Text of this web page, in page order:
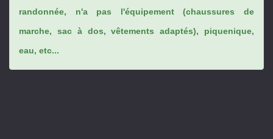
randonnée, n'a pas l'équipement (chaussures de
marche, sac à dos, vêtements adaptés), piquenique,
eau, etc...